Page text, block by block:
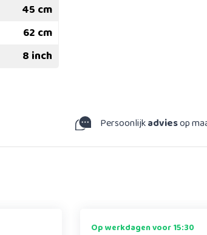
45 cm
62 cm
8 inch
Persoonlijkadviesop
Op werkdagen voor 15:30